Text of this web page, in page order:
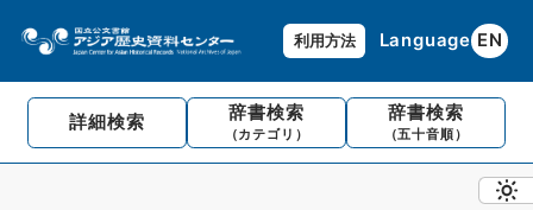
利用方法 Language EN
詳細検索 辞書検索
（カテゴリ）
辞書検索
（五十音順）